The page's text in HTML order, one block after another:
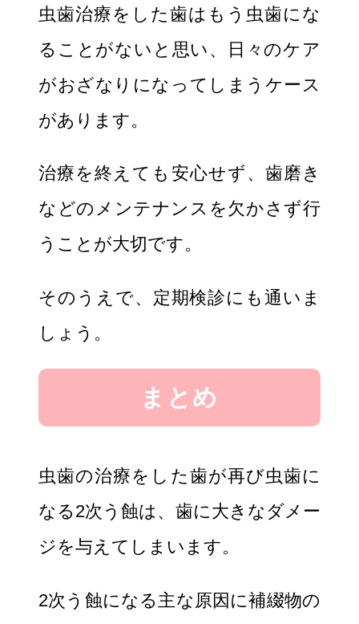
虫歯治療をした歯はもう虫歯にな
ることがないと思い、日々のケア
がおざなりになってしまうケース
があります。
治療を終えても安心せず、歯磨き
などのメンテナンスを欠かさず行
うことが大切です。
そのうえで、定期検診にも通いま
しょう。
まとめ
虫歯の治療をした歯が再び虫歯に
なる2次う蝕は、歯に大きなダメー
ジを与えてしまいます。
2次う蝕になる主な原因に補綴物の